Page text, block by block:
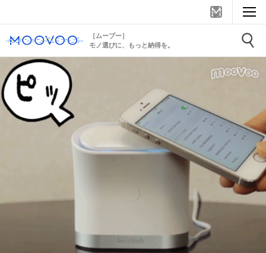
［ムーブー］
モノ選びに、もっと納得を。